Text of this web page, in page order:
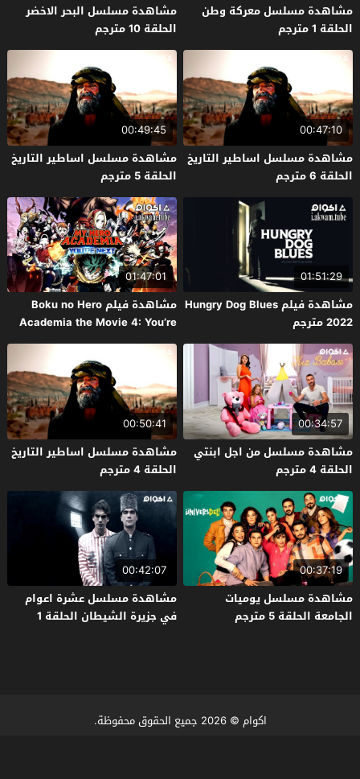
مشاهدة مسلسل معركة وطن
الحلقة 1 مترجم
مشاهدة مسلسل البحر الاخضر
الحلقة 10 مترجم
00:47:10
مشاهدة مسلسل اساطير التاريخ
الحلقة 6 مترجم
00:49:45
مشاهدة مسلسل اساطير التاريخ
الحلقة 5 مترجم
01:51:29
مشاهدة فيلم Hungry Dog Blues
2022 مترجم
01:47:01
مشاهدة فيلم Boku no Hero
Academia the Movie 4: You’re
Next 2024 مترجم
00:34:57
مشاهدة مسلسل من اجل ابنتي
الحلقة 4 مترجم
00:50:41
مشاهدة مسلسل اساطير التاريخ
الحلقة 4 مترجم
00:37:19
مشاهدة مسلسل يوميات
الجامعة الحلقة 5 مترجم
00:42:07
مشاهدة مسلسل عشرة اعوام
في جزيرة الشيطان الحلقة 1
اكوام © 2026 جميع الحقوق محفوظة.